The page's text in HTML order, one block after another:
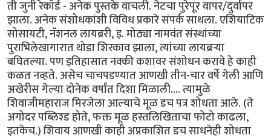
ती जुनी रेकॉर्ड - अनेक पुस्तके वाचली. नेटचा पुरेपूर वापर/दुर्वापर
झाला. अनेक संशोधकांशी विविध प्रकारे संपर्क साधला. एशियाटिक
सोसायटी, नॅशनल लायब्ररी, इ. मोठ्या नामवंत संस्थांच्या
पुराभिलेखागारात थोडा शिरकाव झाला, त्यांच्या लायब्रर्‍या
बघितल्या. पण इतिहासात नक्की कशावर संशोधन करावे हे काही
कळत नव्हते. असेच चाचपडण्यात आणखी तीन-चार वर्षे गेली आणि
अखेरीस गेल्या दोनेक वर्षांत दिशा मिळाली.... त्यामुळे
शिवाजीमहाराज मिरजेला आल्याचे मूळ डच पत्र शोधता आले. (ते
अगोदर पब्लिश्ड होते, फक्त मूळ हस्तलिखिताचा फोटो काढला,
इतकेच.) शिवाय आणखी काही अप्रकाशित डच साधनेही शोधता